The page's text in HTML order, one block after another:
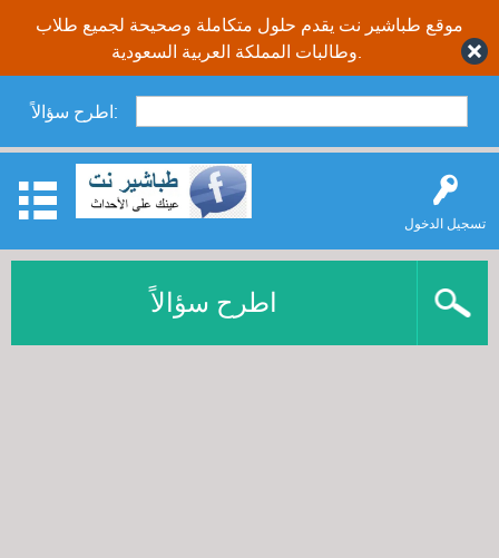
موقع طباشير نت يقدم حلول متكاملة وصحيحة لجميع طلاب
اطرح سؤالاً:
تسجيل الدخول
اطرح سؤالاً